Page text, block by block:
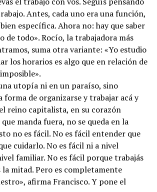
Antes, cada uno era una función,
específica. Ahora no: hay que saber
de todo». Rocío, la trabajadora más
suma otra variante: «Yo estudio
los horarios es algo que en relación de
utopía ni en un paraíso, sino
forma de organizarse y trabajar acá y
reino capitalista, en su corazón
manda fuera, no se queda en la
no es fácil. No es fácil entender que
cuidarlo. No es fácil ni a nivel
familiar. No es fácil porque trabajás
mitad. Pero es completamente
afirma Francisco. Y pone el